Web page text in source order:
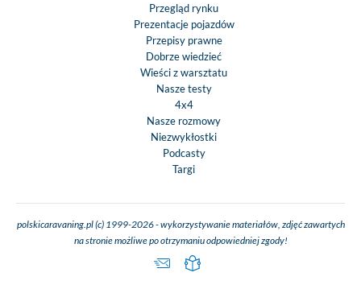
Przegląd rynku
Prezentacje pojazdów
Przepisy prawne
Dobrze wiedzieć
Wieści z warsztatu
Nasze testy
4x4
Nasze rozmowy
Niezwykłostki
Podcasty
Targi
polskicaravaning.pl (c) 1999-2026 - wykorzystywanie materiałów, zdjęć zawartych
na stronie możliwe po otrzymaniu odpowiedniej zgody!